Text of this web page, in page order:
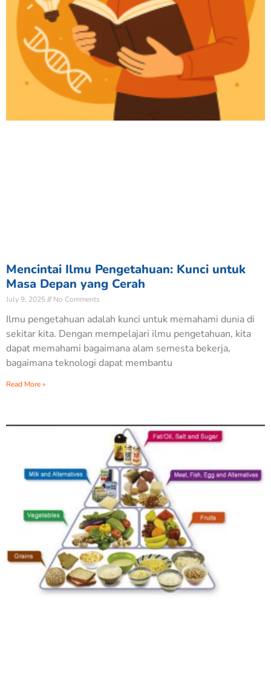
Mencintai Ilmu Pengetahuan: Kunci untuk
Masa Depan yang Cerah
July 9, 2025 No Comments
Ilmu pengetahuan adalah kunci untuk memahami dunia di
sekitar kita. Dengan mempelajari ilmu pengetahuan, kita
dapat memahami bagaimana alam semesta bekerja,
bagaimana teknologi dapat membantu
Read More »